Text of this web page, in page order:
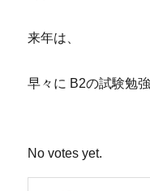
来年は、
早々に B2の試験勉
No votes yet.